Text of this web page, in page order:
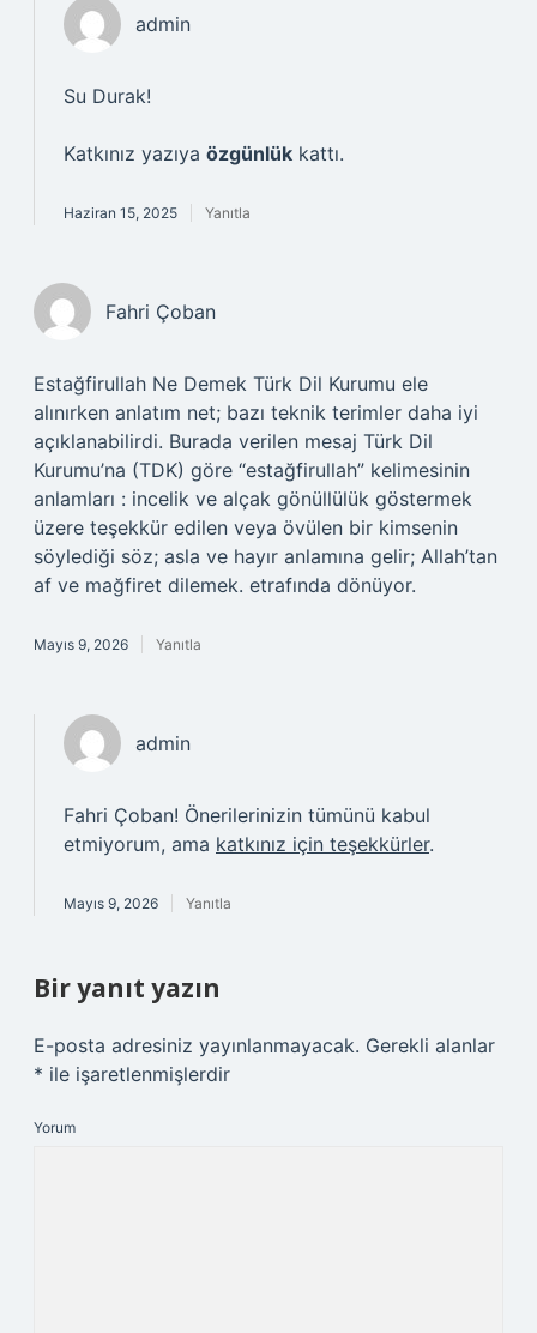
admin
Su Durak!
Katkınız yazıya özgünlük kattı.
Haziran 15, 2025 Yanıtla
Fahri Çoban
Estağfirullah Ne Demek Türk Dil Kurumu ele
alınırken anlatım net; bazı teknik terimler daha iyi
açıklanabilirdi. Burada verilen mesaj Türk Dil
Kurumu’na (TDK) göre “estağfirullah” kelimesinin
anlamları : incelik ve alçak gönüllülük göstermek
üzere teşekkür edilen veya övülen bir kimsenin
söylediği söz; asla ve hayır anlamına gelir; Allah’tan
af ve mağfiret dilemek. etrafında dönüyor.
Mayıs 9, 2026 Yanıtla
admin
Fahri Çoban! Önerilerinizin tümünü kabul
etmiyorum, ama katkınız için teşekkürler.
Mayıs 9, 2026 Yanıtla
Bir yanıt yazın
E-posta adresiniz yayınlanmayacak. Gerekli alanlar
* ile işaretlenmişlerdir
Yorum